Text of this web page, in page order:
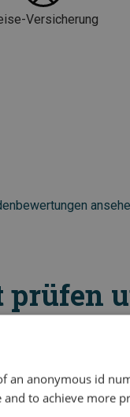
Versicherung
wählen
an anonymous id
to achieve more